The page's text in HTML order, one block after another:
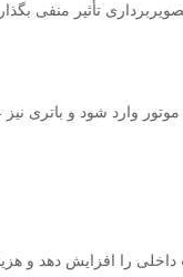
تأثیر منفی
وارد شود و باتری نیز
را افزایش دهد و